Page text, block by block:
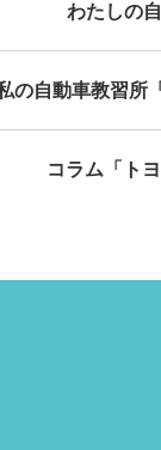
わたしの
の自動車教習所
コラム「ト